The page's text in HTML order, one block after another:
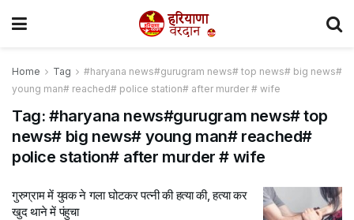
Home Tag
#haryana news#gurugram news# top news# big news#
young man# reached# police station# after murder # wife
Tag: #haryana news#gurugram news# top
news# big news# young man# reached#
police station# after murder # wife
गुरुग्राम में युवक ने गला घोटकर पत्नी की हत्या की, हत्या कर
खुद थाने में पंहुचा